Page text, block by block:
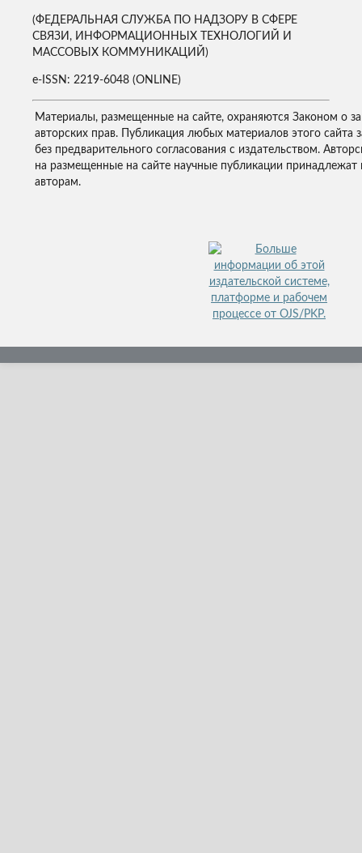
(ФЕДЕРАЛЬНАЯ СЛУЖБА ПО НАДЗОРУ В СФЕРЕ
СВЯЗИ, ИНФОРМАЦИОННЫХ ТЕХНОЛОГИЙ И
МАССОВЫХ КОММУНИКАЦИЙ)
e-ISSN: 2219-6048 (ONLINE)
Материалы, размещенные на сайте, охраняются Законом о
авторских прав. Публикация любых материалов этого сайта
без предварительного согласования с издательством.
на размещенные на сайте научные публикации принадлежат
авторам.